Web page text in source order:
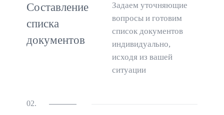
Составление
списка
документов
Задаем уточняющие
вопросы и готовим
список документов
индивидуально,
исходя из вашей
ситуации
02.